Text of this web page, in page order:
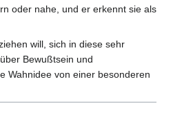
oder nahe, und er erkennt sie als
will, sich in diese sehr
Bewußtsein und
Wahnidee von einer besonderen